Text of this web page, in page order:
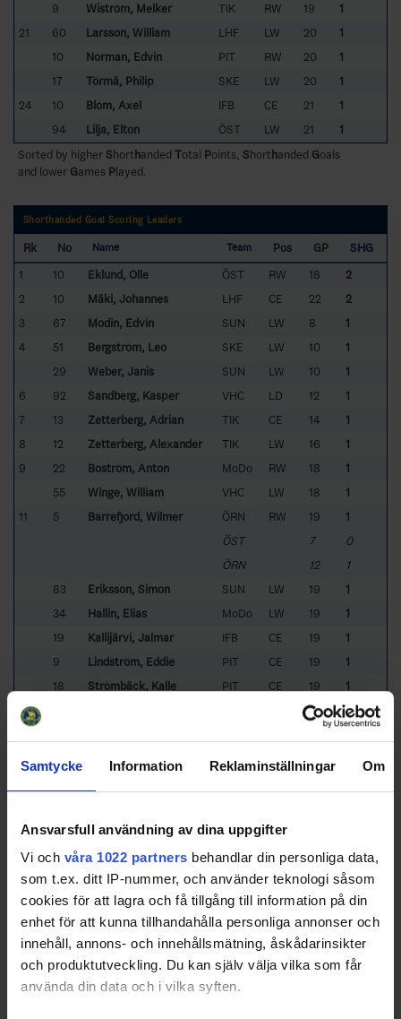
Samtycke Information Reklaminställningar Om
Ansvarsfull användning av dina uppgifter
Vi och våra 1022 partners behandlar din personliga data,
som t.ex. ditt IP-nummer, och använder teknologi såsom
cookies för att lagra och få tillgång till information på din
enhet för att kunna tillhandahålla personliga annonser och
innehåll, annons- och innehållsmätning, åskådarinsikter
och produktutveckling. Du kan själv välja vilka som får
använda din data och i vilka syften.
9
Wiström, Melker TIK RW 19
1
21
60 Larsson, William LHF LW 20
1
10
Norman, Edvin PIT RW 20
1
17
Törmä, Philip SKE LW 20
1
24
10 Blom, Axel IFB CE 21
1
94
Lilja, Elton ÖST LW 21
1
Sorted by higherShorthanded Total Points, Shorthanded Goals
and lower Games Played.
Shorthanded Goal Scoring Leaders
Rk No Name Team Pos GP
SHG
1
10 Eklund, Olle ÖST RW 18
2
2
10 Mäki, Johannes LHF CE 22
2
3
67 Modin, Edvin SUN LW 8
1
4
51 Bergström, Leo SKE LW 10
1
29
Weber, Janis SUN LW 10
1
6
92 Sandberg, Kasper VHC LD 12
1
7
13 Zetterberg, Adrian TIK CE 14
1
8
12 Zetterberg, Alexander TIK LW 16
1
9
22 Boström, Anton MoDo RW 18
1
55
Winge, William VHC LW 18
1
11
5 Barrefjord, Wilmer ÖRN RW 19
1
ÖST
7
0
ÖRN
12
1
83
Eriksson, Simon SUN LW 19
1
34
Hallin, Elias MoDo LW 19
1
19
Kallijärvi, Jalmar IFB CE 19
1
9
Lindström, Eddie PIT CE 19
1
18
Strömbäck, Kalle PIT CE 19
1
19
1
Larsson, William LHF LW
22
10 Blom, Axel IFB CE
94
Lilja, Elton ÖST LW 21
1
21
Nordlund, Gustav PIT CE 21
1
96
Romö, Melwin SUN CE 21
1
Sorted by higherShorth andedGoals and lowerGamesPlayed.